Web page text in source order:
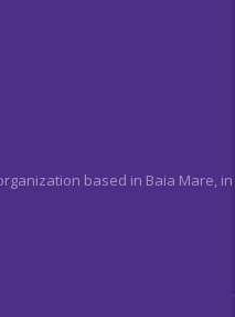
based in Baia Mare, in